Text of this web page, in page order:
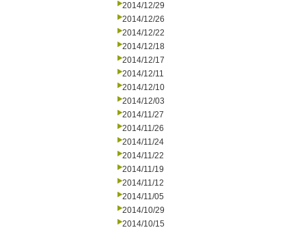
2014/12/29
2014/12/26
2014/12/22
2014/12/18
2014/12/17
2014/12/11
2014/12/10
2014/12/03
2014/11/27
2014/11/26
2014/11/24
2014/11/22
2014/11/19
2014/11/12
2014/11/05
2014/10/29
2014/10/15